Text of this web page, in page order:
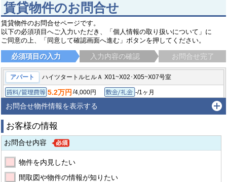
賃貸物件のお問合せ
賃貸物件のお問合せページです。
以下の必須項目へご入力いただき、「個人情報の取り扱いについて」に
ご同意の上、「同意して確認画面へ進む」ボタンを押してください。
必須項目の入力 入力内容の確認 お問合せ完了
アパート ハイツタートルヒルＡ X01~X02･X05~X07号室
賃料/管理費等
5.2万円 /4,000円 敷金/礼金
-/1ヶ月
保証金/敷引/償却金
-/-/-
築年月
2007年2月
野田市山崎東武野田線 運河駅
お問合せ物件情報を表示する
お客様の情報
お問合せ内容
物件を内見したい
間取図や物件の情報が知りたい